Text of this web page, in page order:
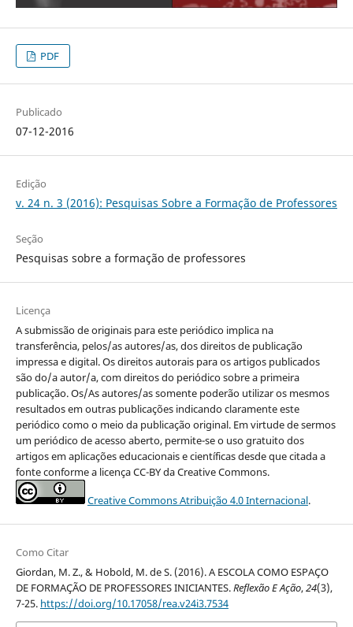
PDF
Publicado
07-12-2016
Edição
v. 24 n. 3 (2016): Pesquisas Sobre a Formação de Professores
Seção
Pesquisas sobre a formação de professores
Licença
A submissão de originais para este periódico implica na
transferência, pelos/as autores/as, dos direitos de publicação
impressa e digital. Os direitos autorais para os artigos publicados
são do/a autor/a, com direitos do periódico sobre a primeira
publicação. Os/As autores/as somente poderão utilizar os mesmos
resultados em outras publicações indicando claramente este
periódico como o meio da publicação original. Em virtude de sermos
um periódico de acesso aberto, permite-se o uso gratuito dos
artigos em aplicações educacionais e científicas desde que citada a
fonte conforme a licença CC-BY da Creative Commons.
Creative Commons Atribuição 4.0 Internacional.
Como Citar
Giordan, M. Z., & Hobold, M. de S. (2016). A ESCOLA COMO ESPAÇO
DE FORMAÇÃO DE PROFESSORES INICIANTES.Reflexão E Ação,24(3),
7-25. https://doi.org/10.17058/rea.v24i3.7534